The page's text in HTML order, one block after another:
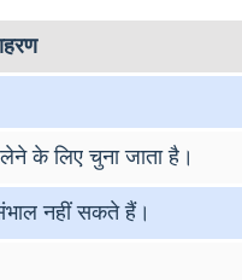
लेने के लिए चुना जाता है।
नहीं सकते हैं।